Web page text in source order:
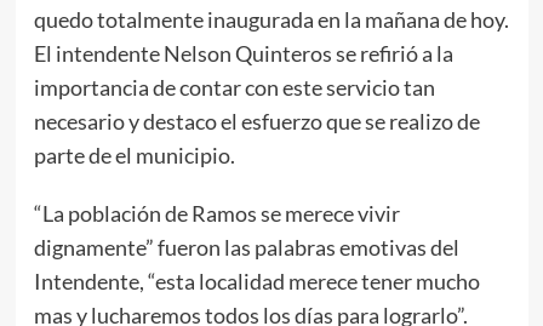
quedo totalmente inaugurada en la mañana de hoy.
El intendente Nelson Quinteros se refirió a la
importancia de contar con este servicio tan
necesario y destaco el esfuerzo que se realizo de
parte de el municipio.
“La población de Ramos se merece vivir
dignamente” fueron las palabras emotivas del
Intendente, “esta localidad merece tener mucho
mas y lucharemos todos los días para lograrlo”.